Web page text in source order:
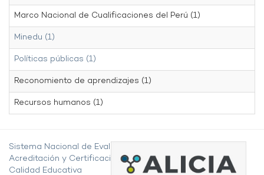
Marco Nacional de Cualificaciones del Perú (1)
Minedu (1)
Políticas públicas (1)
Reconomiento de aprendizajes (1)
Recursos humanos (1)
Sistema Nacional de Evaluación,
Acreditación y Certificación de la
Calidad Educativa